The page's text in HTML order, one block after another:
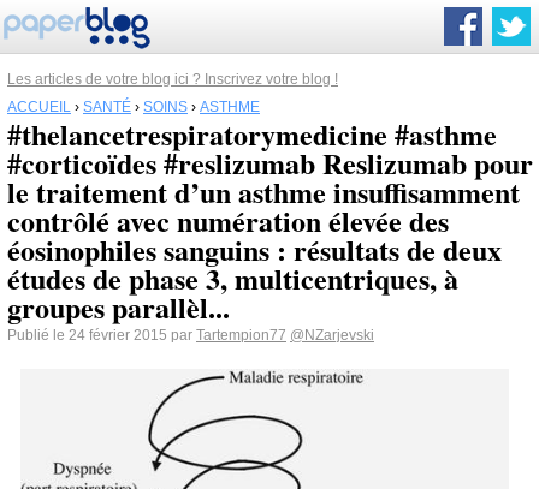
Les articles de votre blog ici ? Inscrivez votre blog !
ACCUEIL › SANTÉ › SOINS › ASTHME
#thelancetrespiratorymedicine #asthme
#corticoïdes #reslizumab Reslizumab pour
le traitement d’un asthme insuffisamment
contrôlé avec numération élevée des
éosinophiles sanguins : résultats de deux
études de phase 3, multicentriques, à
groupes parallèl...
Publié le 24 février 2015 par Tartempion77 @NZarjevski